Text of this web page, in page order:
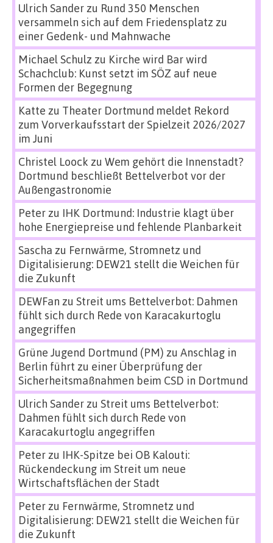
Ulrich Sanderzu Rund 350 Menschen
versammeln sich auf dem Friedensplatz zu
einer Gedenk- und Mahnwache
Michael Schulz zu Kirche wird Bar wird
Schachclub: Kunst setzt im SÖZ auf neue
Formen der Begegnung
Katte zu Theater Dortmund meldet Rekord
zum Vorverkaufsstart der Spielzeit 2026/2027
im Juni
Christel Loock zu Wem gehört die Innenstadt?
Dortmund beschließt Bettelverbot vor der
Außengastronomie
Peterzu IHK Dortmund: Industrie klagt über
hohe Energiepreise und fehlende Planbarkeit
Sascha zu Fernwärme, Stromnetz und
Digitalisierung: DEW21 stellt die Weichen für
die Zukunft
DEWFan zu Streit ums Bettelverbot: Dahmen
fühlt sich durch Rede von Karacakurtoglu
angegriffen
Grüne Jugend Dortmund (PM) zu Anschlag in
Berlin führt zu einer Überprüfung der
Sicherheitsmaßnahmen beim CSD in Dortmund
Ulrich Sanderzu Streit ums Bettelverbot:
Dahmen fühlt sich durch Rede von
Karacakurtoglu angegriffen
Peterzu IHK-Spitze bei OB Kalouti:
Rückendeckung im Streit um neue
Wirtschaftsflächen der Stadt
Peterzu Fernwärme, Stromnetz und
Digitalisierung: DEW21 stellt die Weichen für
die Zukunft